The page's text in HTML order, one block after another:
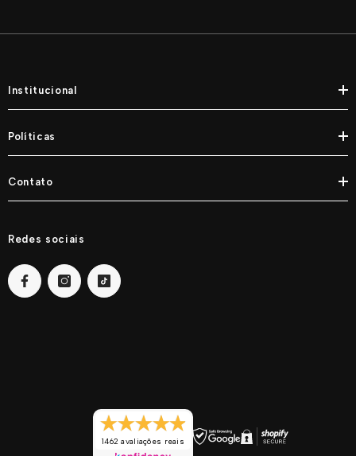
Institucional
Políticas
Contato
Redes sociais
1462 avaliações reais